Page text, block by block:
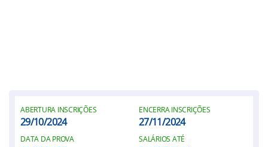
ABERTURA INSCRIÇÕES
29/10/2024
ENCERRA INSCRIÇÕES
27/11/2024
DATA DA PROVA SALÁRIOS ATÉ